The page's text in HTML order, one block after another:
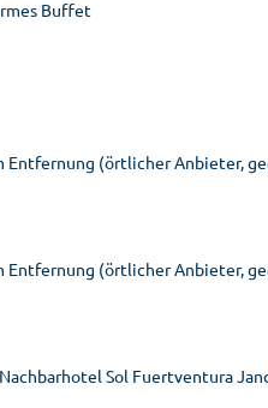
Buffet
Entfernung (örtlicher Anbieter,
Entfernung (örtlicher Anbieter,
Sol Fuertventura